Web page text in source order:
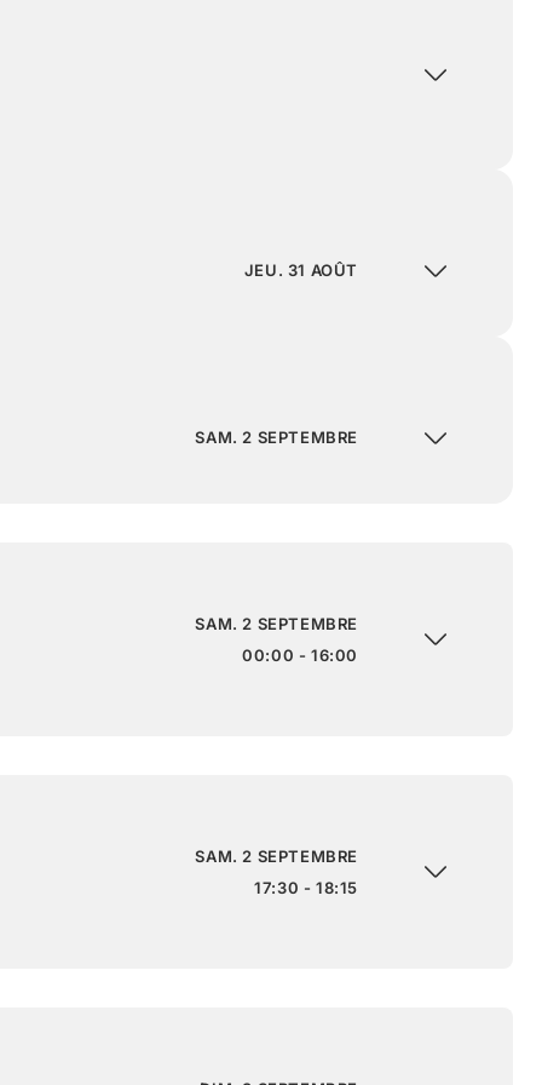
JEU. 31 AOÛT
SAM. 2 SEPTEMBRE
SAM. 2 SEPTEMBRE
00:00 - 16:00
SAM. 2 SEPTEMBRE
17:30 - 18:15